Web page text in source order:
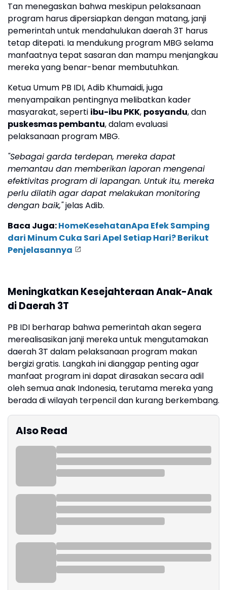
Tan menegaskan bahwa meskipun pelaksanaan
program harus dipersiapkan dengan matang, janji
pemerintah untuk mendahulukan daerah 3T harus
tetap ditepati. Ia mendukung program MBG selama
manfaatnya tepat sasaran dan mampu menjangkau
mereka yang benar-benar membutuhkan.
Ketua Umum PB IDI, Adib Khumaidi, juga
menyampaikan pentingnya melibatkan kader
masyarakat, seperti ibu-ibu PKK, posyandu, dan
puskesmas pembantu, dalam evaluasi
pelaksanaan program MBG.
"Sebagai garda terdepan, mereka dapat
memantau dan memberikan laporan mengenai
efektivitas program di lapangan. Untuk itu, mereka
perlu dilatih agar dapat melakukan monitoring
dengan baik,"jelas Adib.
Baca Juga:HomeKesehatanApa Efek Samping
dari Minum Cuka Sari Apel Setiap Hari? Berikut
Penjelasannya
Meningkatkan Kesejahteraan Anak-Anak
di Daerah 3T
PB IDI berharap bahwa pemerintah akan segera
merealisasikan janji mereka untuk mengutamakan
daerah 3T dalam pelaksanaan program makan
bergizi gratis. Langkah ini dianggap penting agar
manfaat program ini dapat dirasakan secara adil
oleh semua anak Indonesia, terutama mereka yang
berada di wilayah terpencil dan kurang berkembang.
Also Read